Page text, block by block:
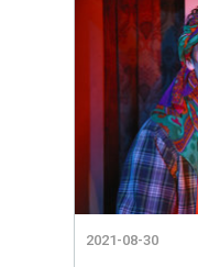
2021-08-30